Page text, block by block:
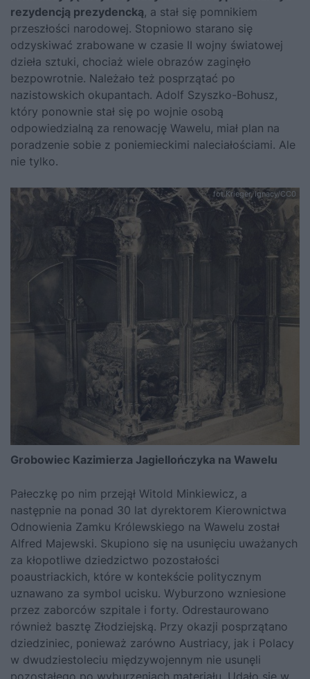
rezydencją prezydencką, a stał się pomnikiem
przeszłości narodowej. Stopniowo starano się
odzyskiwać zrabowane w czasie II wojny światowej
dzieła sztuki, chociaż wiele obrazów zaginęło
bezpowrotnie. Należało też posprzątać po
nazistowskich okupantach. Adolf Szyszko-Bohusz,
który ponownie stał się po wojnie osobą
odpowiedzialną za renowację Wawelu, miał plan na
poradzenie sobie z poniemieckimi naleciałościami. Ale
nie tylko.
fot.Krieger, Ignacy/CC0
Grobowiec Kazimierza Jagiellończyka na Wawelu
Pałeczkę po nim przejął Witold Minkiewicz, a
następnie na ponad 30 lat dyrektorem Kierownictwa
Odnowienia Zamku Królewskiego na Wawelu został
Alfred Majewski. Skupiono się na usunięciu uważanych
za kłopotliwe dziedzictwo pozostałości
poaustriackich, które w kontekście politycznym
uznawano za symbol ucisku. Wyburzono wzniesione
przez zaborców szpitale i forty. Odrestaurowano
również basztę Złodziejską. Przy okazji posprzątano
dziedziniec, ponieważ zarówno Austriacy, jak i Polacy
w dwudziestoleciu międzywojennym nie usunęli